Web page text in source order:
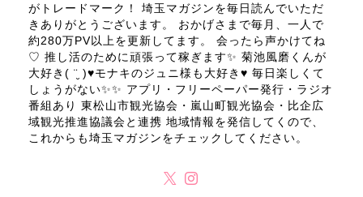
がトレードマーク！ 埼玉マガジンを毎日読んでいただ
きありがとうございます。 おかげさまで毎月、一人で
約280万PV以上を更新してます。 会ったら声かけてね
♡ 推し活のために頑張って稼ぎます✨ 菊池風磨くんが
大好き( ¨̮ )♥モナキのジュニ様も大好き♥ 毎日楽しくて
しょうがない✨✨ アプリ・フリーペーパー発行・ラジオ
番組あり 東松山市観光協会・嵐山町観光協会・比企広
域観光推進協議会と連携 地域情報を発信してくので、
これからも埼玉マガジンをチェックしてください。